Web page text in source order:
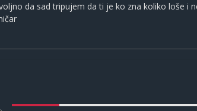
da sad tripujem da ti je ko zna koliko loše i